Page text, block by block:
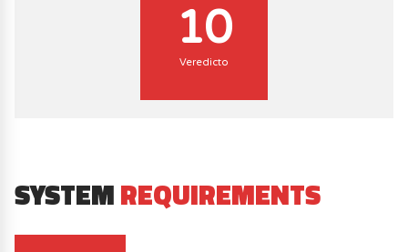
10
Veredicto
SYSTEMREQUIREMENTS